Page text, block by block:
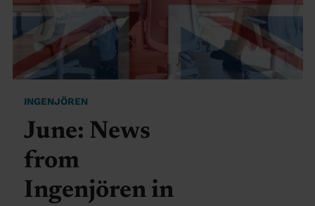
INGENJÖREN
June: News
from
Ingenjören in